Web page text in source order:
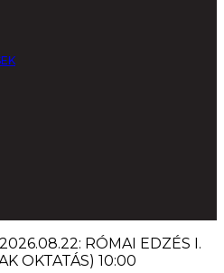
RÓMAI EDZÉS I.
OKTATÁS) 10:00